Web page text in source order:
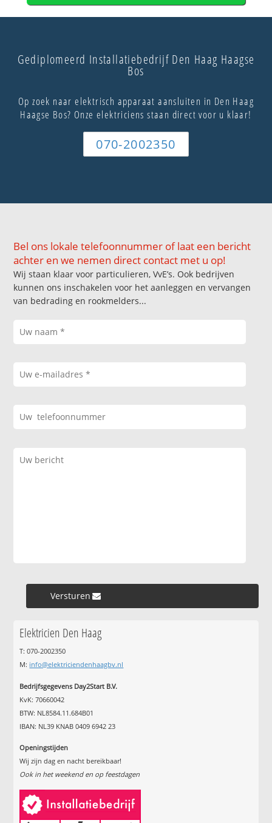
Gediplomeerd Installatiebedrijf Den Haag Haagse
Bos
Op zoek naar elektrisch apparaat aansluiten in Den Haag
Haagse Bos? Onze elektriciens staan direct voor u klaar!
070-2002350
Bel ons lokale telefoonnummer of laat een bericht
achter en we nemen direct contact met u op!
Wij staan klaar voor particulieren, VvE’s. Ook bedrijven
kunnen ons inschakelen voor het aanleggen en vervangen
van bedrading en rookmelders...
Versturen »
Elektricien Den Haag
T: 070-2002350
M: info@elektriciendenhaagbv.nl
Bedrijfsgegevens Day2Start B.V.
KvK: 70660042
BTW: NL8584.11.684B01
IBAN: NL39 KNAB 0409 6942 23
Openingstijden
Wij zijn dag en nacht bereikbaar!
Ook in het weekend en op feestdagen